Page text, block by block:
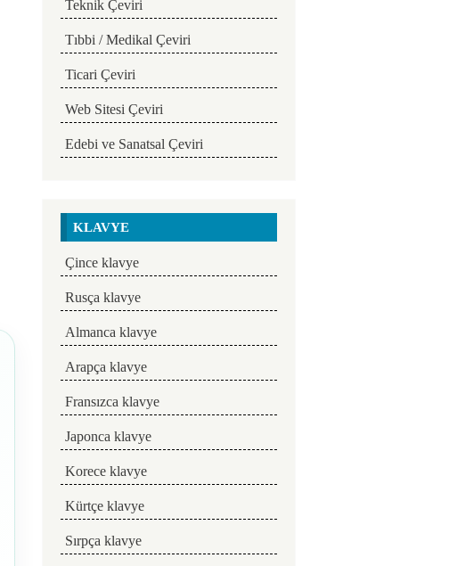
Teknik Çeviri
Tıbbi / Medikal Çeviri
Ticari Çeviri
Web Sitesi Çeviri
Edebi ve Sanatsal Çeviri
KLAVYE
Çince klavye
Rusça klavye
Almanca klavye
Arapça klavye
Fransızca klavye
Japonca klavye
Korece klavye
Kürtçe klavye
Sırpça klavye